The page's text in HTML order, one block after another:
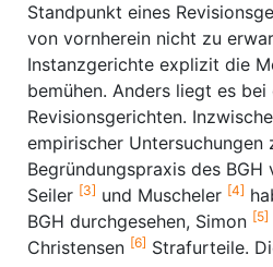
Standpunkt eines
von vornherein nicht zu
Instanzgerichte explizit die
bemühen. Anders liegt es bei
Revisionsgerichten.
empirischer Untersuchungen
Begründungspraxis des BGH
Seiler [3] und Muscheler [4]
BGH durchgesehen, Simon [5]
Christensen [6] Strafurteile.